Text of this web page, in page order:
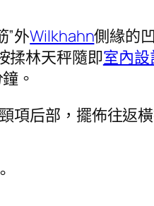
”外Wilkhahn側緣的
揉林天秤隨即室內設
。
項后部，擺佈往返